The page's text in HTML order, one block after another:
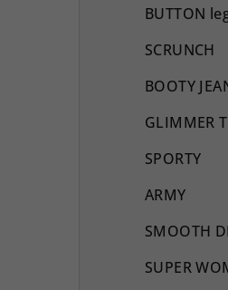
BUTTON
SCRUNCH
BOOTY
GLIMMER
SPORTY
ARMY
SMOOTH
SUPER